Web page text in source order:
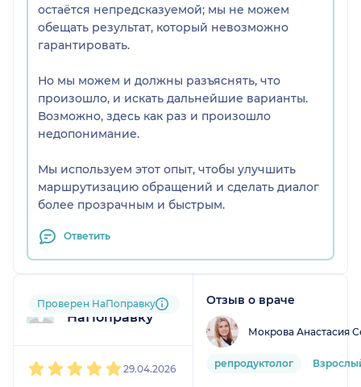
остаётся непредсказуемой; мы не можем
обещать результат, который невозможно
гарантировать.
Но мы можем и должны разъяснять, что
произошло, и искать дальнейшие варианты.
Возможно, здесь как раз и произошло
недопонимание.
Мы используем этот опыт, чтобы улучшить
маршрутизацию обращений и сделать диалог
более прозрачным и быстрым.
Ответить
Пользователь
НаПоправку
Проверен НаПоправку
29.04.2026
Отзыв о враче
Мокрова Анастасия
репродуктолог